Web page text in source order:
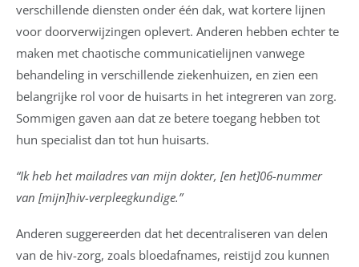
verschillende diensten onder één dak, wat kortere lijnen
voor doorverwijzingen oplevert. Anderen hebben echter te
maken met chaotische communicatielijnen vanwege
behandeling in verschillende ziekenhuizen, en zien een
belangrijke rol voor de huisarts in het integreren van zorg.
Sommigen gaven aan dat ze betere toegang hebben tot
hun specialist dan tot hun huisarts.
“Ik heb het mailadres van mijn dokter, [en het]06-nummer
van [mijn]hiv-verpleegkundige.”
Anderen suggereerden dat het decentraliseren van delen
van de hiv-zorg, zoals bloedafnames, reistijd zou kunnen